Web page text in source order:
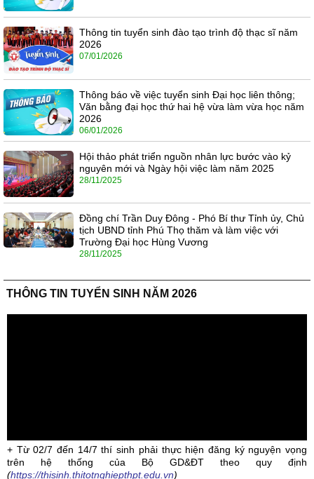
Thông tin tuyển sinh đào tạo trình độ thạc sĩ năm
2026
07/01/2026
Thông báo về việc tuyển sinh Đại học liên thông;
Văn bằng đại học thứ hai hệ vừa làm vừa học năm
2026
06/01/2026
Hội thảo phát triển nguồn nhân lực bước vào kỷ
nguyên mới và Ngày hội việc làm năm 2025
28/11/2025
Đồng chí Trần Duy Đông - Phó Bí thư Tỉnh ủy, Chủ
tịch UBND tỉnh Phú Thọ thăm và làm việc với
Trường Đại học Hùng Vương
28/11/2025
THÔNG TIN TUYỂN SINH NĂM 2026
+ Từ 02/7 đến 14/7 thí sinh phải thực hiện đăng ký nguyện vọng
trên hệ thống của Bộ GD&ĐT theo quy định
(https://thisinh.thitotnghiepthpt.edu.vn)